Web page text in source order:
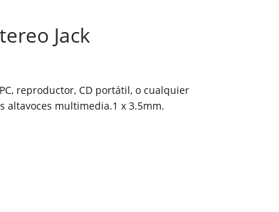
Jack
reproductor, CD portátil, o cualquier
altavoces multimedia.1 x 3.5mm.